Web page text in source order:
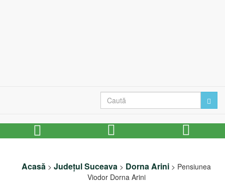
Acasă > Județul Suceava > Dorna Arini > Pensiunea
Viodor Dorna Arini